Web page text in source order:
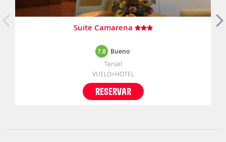
Suite Camarena
7.8 Bueno
Teruel
VUELO+HOTEL
RESERVAR